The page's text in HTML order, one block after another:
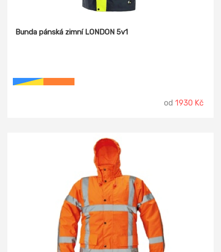
Bunda pánská zimní LONDON 5v1
od 1930 Kč